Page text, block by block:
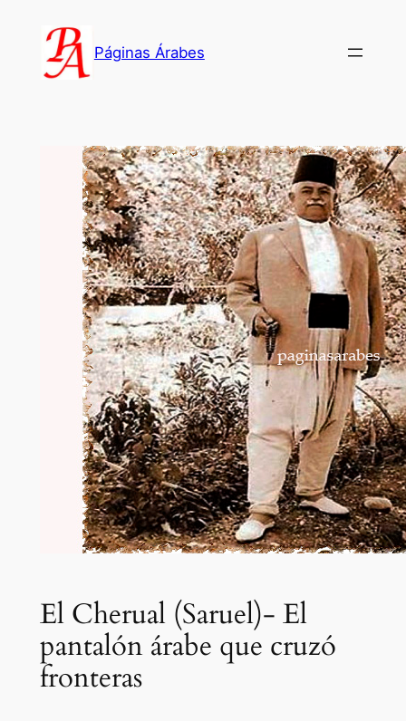
contenido
Páginas Árabes
El Cherual (Saruel)- El
pantalón árabe que cruzó
fronteras